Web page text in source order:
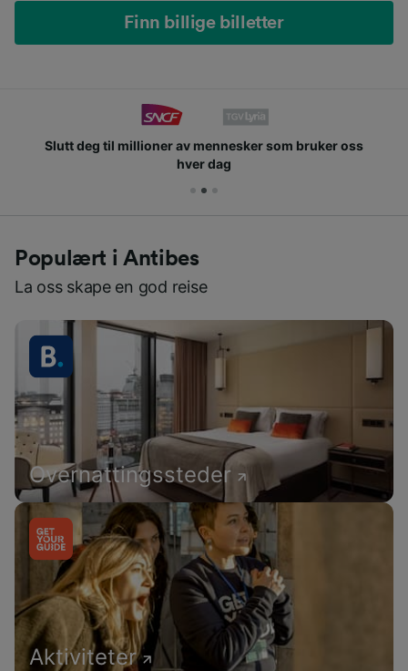
Finn billige billetter
Slutt deg til millioner av mennesker som bruker oss
hver dag
Populært i Antibes
La oss skape en god reise
Overnattingssteder
Aktiviteter